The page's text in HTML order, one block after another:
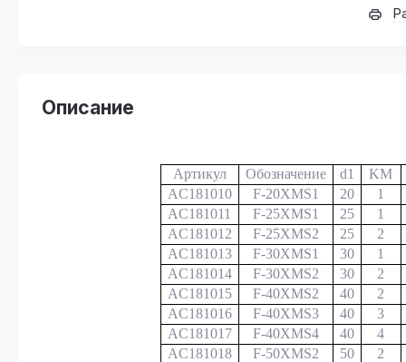
Описание
Артикул Обозначение d1
KM
AC181010
F-20XMS1 20
1
AC181011
F-25XMS1 25
1
AC181012
F-25XMS2 25
2
AC181013
F-30XMS1 30
1
AC181014
F-30XMS2 30
2
AC181015
F-40XMS2 40
2
AC181016
F-40XMS3 40
3
AC181017
F-40XMS4 40
4
AC181018
F-50XMS2 50
2